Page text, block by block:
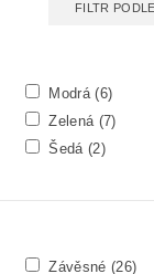
FILTR
Modrá(6)
Zelená (7)
Šedá(2)
Závěsné (26)